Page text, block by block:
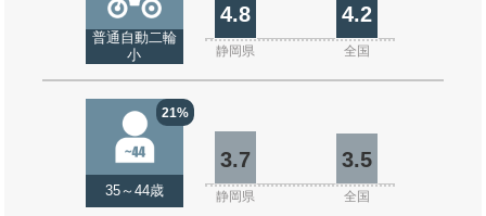
普通自動二輪
小
4.8 4.2
静岡県 全国
21%
35～44歳
3.7 3.5
静岡県 全国